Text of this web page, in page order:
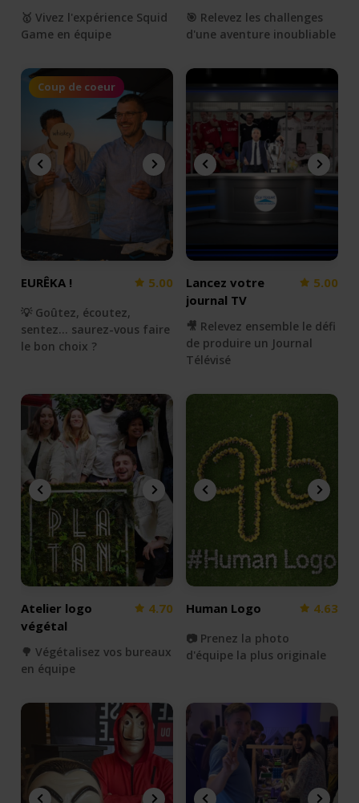
🥇 Vivez l'expérience Squid
Game en équipe
🎯 Relevez les challenges
d'une aventure inoubliable
Coup de coeur
EURÊKA ! 5.00
💡 Goûtez, écoutez,
sentez... saurez-vous faire
le bon choix ?
Lancez votre
journal TV
5.00
🎥 Relevez ensemble le défi
de produire un Journal
Télévisé
Atelier logo
végétal
4.70
🌳 Végétalisez vos bureaux
en équipe
Human Logo 4.63
📷 Prenez la photo
d'équipe la plus originale